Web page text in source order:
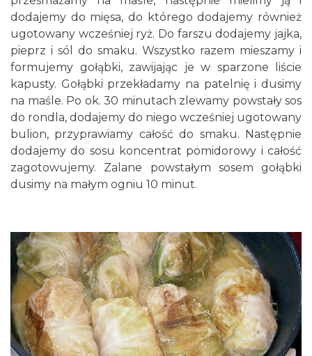
dodajemy do mięsa, do którego dodajemy również
ugotowany wcześniej ryż. Do farszu dodajemy jajka,
pieprz i sól do smaku. Wszystko razem mieszamy i
formujemy gołąbki, zawijając je w sparzone liście
kapusty. Gołąbki przekładamy na patelnię i dusimy
na maśle. Po ok. 30 minutach zlewamy powstały sos
do rondla, dodajemy do niego wcześniej ugotowany
bulion, przyprawiamy całość do smaku. Następnie
dodajemy do sosu koncentrat pomidorowy i całość
zagotowujemy. Zalane powstałym sosem gołąbki
dusimy na małym ogniu 10 minut.